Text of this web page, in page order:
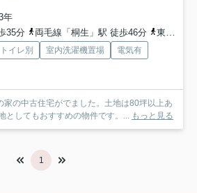
年
35分
両毛線「桐生」駅 徒歩46分 東武桐生線「新桐生」駅 徒歩53分
イレ別 室内洗濯機置場
電気有
の中古住宅がでました。土地は80坪以上あ
としてもおすすめの物件です。... もっと見る
1